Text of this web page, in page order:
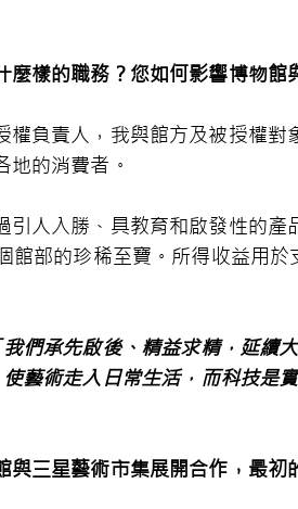
樣的職務？您如何影響博物館
權負責人，我與館方及被授權
的消費者。
引人入勝、具教育和啟發性的
館部的珍稀至寶。所得收益用
我們承先啟後、精益求精，延續
使藝術走入日常生活，而科技是
三星藝術市集展開合作，最初